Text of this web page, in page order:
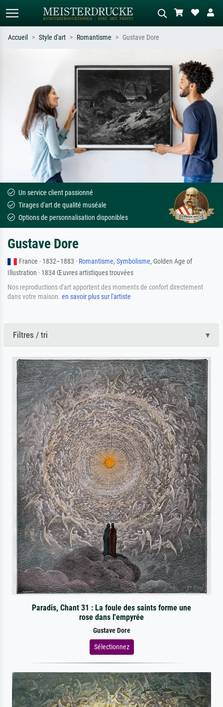
ex. Monet, Nuit étoilée,
impressionnisme, vague de Hokusai,
nu.
Décrivez la scène – ex. prairie verte,
abstrait avec beaucoup de rouge,
tableau sombre, nu debout près d'un
arbre.
Accueil Style d'art Romantisme Gustave Dore
Un service client passionné
Tirages d'art de qualité muséale
Options de personnalisation disponibles
Gustave Dore
France · 1832–1883 · Romantisme,Symbolisme, Golden Age of
Illustration · 1834 Œuvres artistiques trouvées
Nos reproductions d'art apportent des moments de confort directement
dans votre maison. en savoir plus sur l'artiste
Filtres / tri
Paradis, Chant 31 : La foule des saints forme une
rose dans l'empyrée
Gustave Dore
Sélectionnez